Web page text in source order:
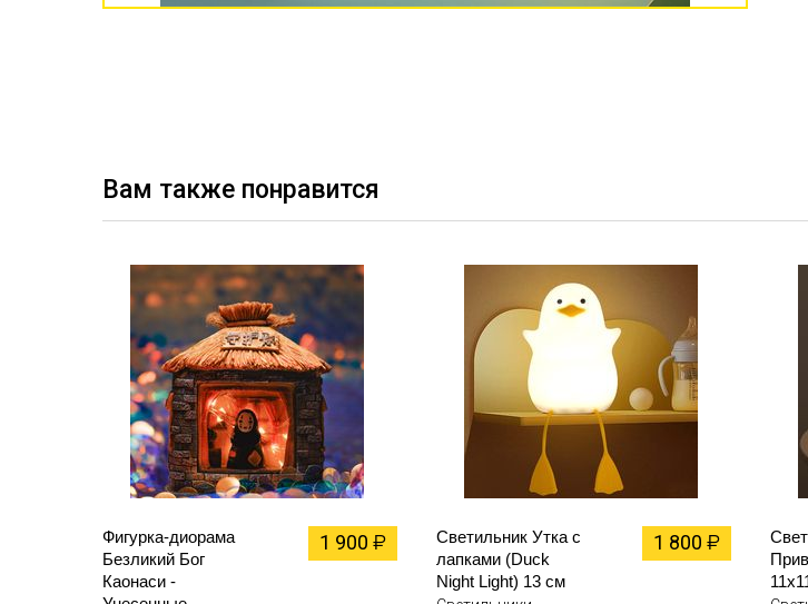
Вам также понравится
Фигурка-диорама
Безликий Бог
Каонаси -
1 900 ₽
Светильник Утка с
лапками (Duck
Night Light) 13 см
1 800 ₽